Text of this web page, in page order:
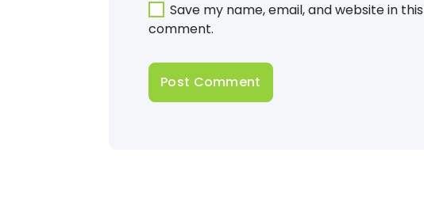
Save my name, email, and website in
comment.